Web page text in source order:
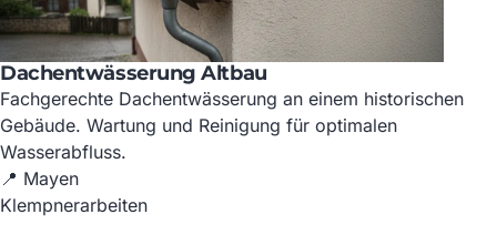
Dachentwässerung Altbau
Fachgerechte Dachentwässerung an einem historischen
Gebäude. Wartung und Reinigung für optimalen
Wasserabfluss.
📍 Mayen
Klempnerarbeiten